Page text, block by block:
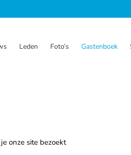
Leden Foto’s Gastenboek
onze site bezoekt